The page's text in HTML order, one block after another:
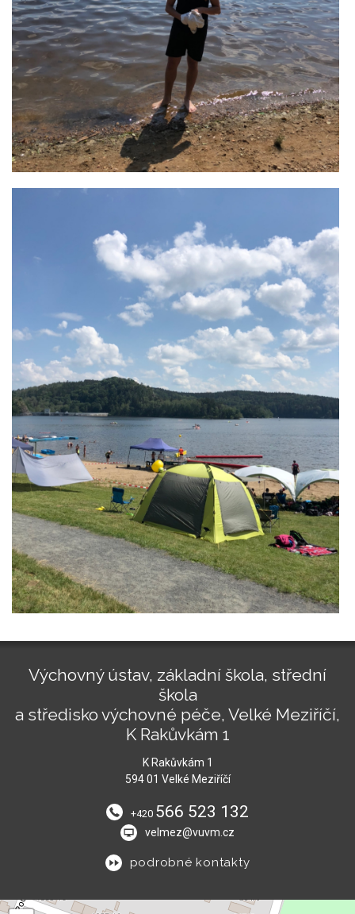
Výchovný ústav, základní škola, střední
škola
a středisko výchovné péče, Velké Meziříčí,
K Rakůvkám 1
K Rakůvkám 1
594 01 Velké Meziříčí
+420 566 523 132
velmez@vuvm.cz
podrobné kontakty